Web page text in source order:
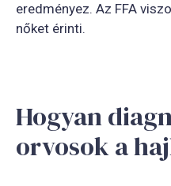
eredményez. Az FFA
nőket érinti.
Hogyan
orvosok a